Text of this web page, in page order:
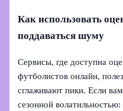
Как использовать
поддаваться шуму
Сервисы, где доступна
футболистов онлайн,
сглаживают пики. Если
сезонной волатильностью: